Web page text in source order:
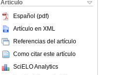
Articulo
Español (pdf)
Artículo en XML
Referencias del artículo
Como citar este artículo
SciELO Analytics